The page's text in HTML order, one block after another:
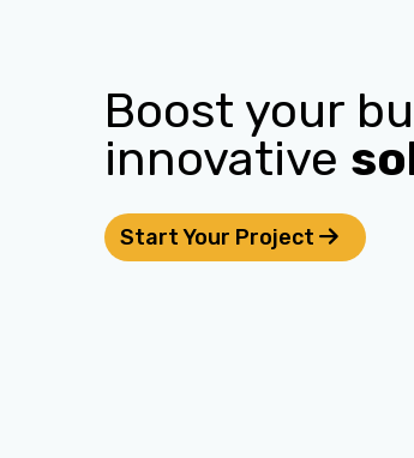
Boost your
innovative
Start Your Project